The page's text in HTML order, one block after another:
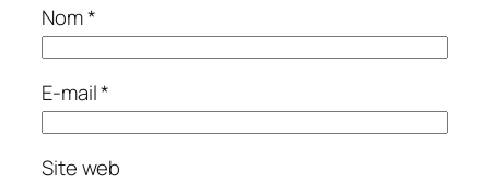
Nom*
E-mail*
Site web